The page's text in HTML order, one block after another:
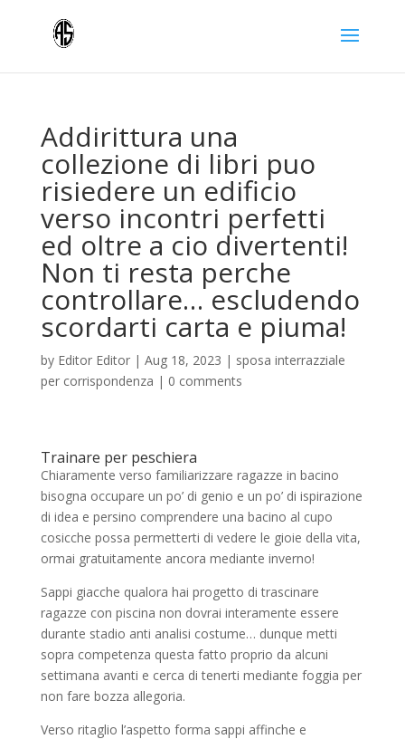
Addirittura una
collezione di libri puo
risiedere un edificio
verso incontri perfetti
ed oltre a cio divertenti!
Non ti resta perche
controllare… escludendo
scordarti carta e piuma!
by Editor Editor| Aug 18, 2023 | sposa interrazziale
per corrispondenza | 0 comments
Trainare per peschiera
Chiaramente verso familiarizzare ragazze in bacino
bisogna occupare un po’ di genio e un po’ di ispirazione
di idea e persino comprendere una bacino al cupo
cosicche possa permetterti di vedere le gioie della vita,
ormai gratuitamente ancora mediante inverno!
Sappi giacche qualora hai progetto di trascinare
ragazze con piscina non dovrai interamente essere
durante stadio anti analisi costume… dunque metti
sopra competenza questa fatto proprio da alcuni
settimana avanti e cerca di tenerti mediante foggia per
non fare bozza allegoria.
Verso ritaglio l’aspetto forma sappi affinche e